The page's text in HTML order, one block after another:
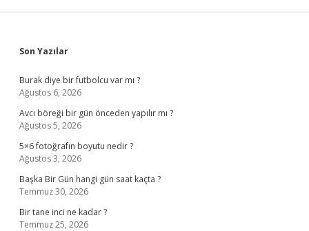
Sidebar
Son Yazılar
Burak diye bir futbolcu var mı ?
Ağustos 6, 2026
Avcı böreği bir gün önceden yapılır mı ?
Ağustos 5, 2026
5×6 fotoğrafın boyutu nedir ?
Ağustos 3, 2026
Başka Bir Gün hangi gün saat kaçta ?
Temmuz 30, 2026
Bir tane inci ne kadar ?
Temmuz 25, 2026